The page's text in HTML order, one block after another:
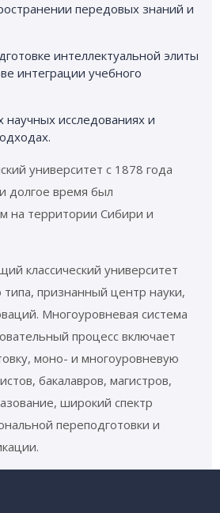
передовых знаний и
интеллектуальной элиты
интеграции учебного
исследованиях и
университет с 1878 года
долгое время был
на территории Сибири и
классический университет
типа, признанный центр науки,
Многоуровневая система
процесс включает
моно- и многоуровневую
бакалавров, магистров,
широкий спектр
переподготовки и